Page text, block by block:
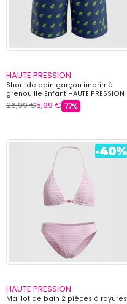
HAUTE PRESSION
Short de bain garçon imprimé
grenouille Enfant HAUTE PRESSION
26,99 €5,99 € 77%
HAUTE PRESSION
Maillot de bain 2 pièces à rayures